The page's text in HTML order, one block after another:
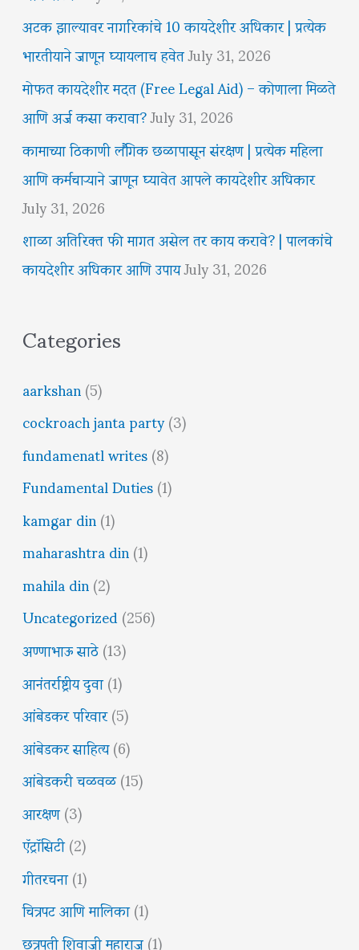
अटक झाल्यावर नागरिकांचे 10 कायदेशीर अधिकार | प्रत्येक
भारतीयाने जाणून घ्यायलाच हवेतJuly 31, 2026
मोफत कायदेशीर मदत (Free Legal Aid) – कोणाला मिळते
आणि अर्ज कसा करावा?July 31, 2026
कामाच्या ठिकाणी लैंगिक छळापासून संरक्षण | प्रत्येक महिला
आणि कर्मचाऱ्याने जाणून घ्यावेत आपले कायदेशीर अधिकार
July 31, 2026
शाळा अतिरिक्त फी मागत असेल तर काय करावे? | पालकांचे
कायदेशीर अधिकार आणि उपायJuly 31, 2026
Categories
aarkshan(5)
cockroach janta party(3)
fundamenatl writes(8)
Fundamental Duties(1)
kamgar din(1)
maharashtra din(1)
mahila din(2)
Uncategorized(256)
अण्णाभाऊ साठे(13)
आनंतर्राष्ट्रीय दुवा(1)
आंबेडकर परिवार(5)
आंबेडकर साहित्य(6)
आंबेडकरी चळवळ(15)
आरक्षण(3)
ऍट्रॉसिटी(2)
गीतरचना(1)
चित्रपट आणि मालिका(1)